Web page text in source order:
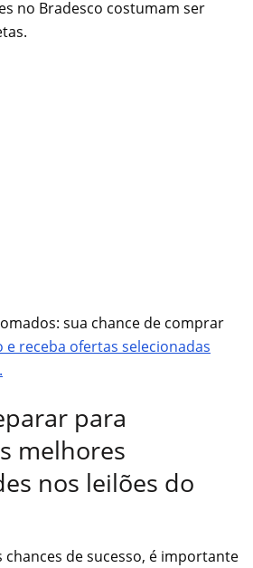
no Bradesco costumam ser
sua chance de comprar
e receba ofertas selecionadas
para
melhores
nos leilões do
chances de sucesso, é importante